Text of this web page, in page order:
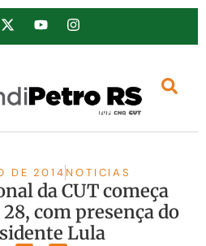
DE 2014 NOTICIAS
da CUT começa
com presença do
Lula